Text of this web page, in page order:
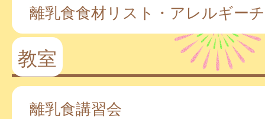
離乳食食材リスト・アレルギー
教室
離乳食講習会